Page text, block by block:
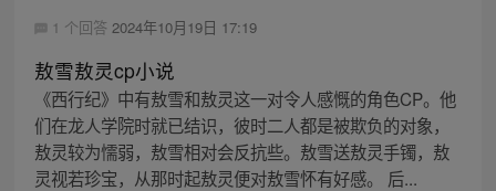
1 个回答 2024年10月19日 17:19
敖雪敖灵cp小说
《西行纪》中有敖雪和敖灵这一对令人感慨的角色CP。他
们在龙人学院时就已结识，彼时二人都是被欺负的对象，
敖灵较为懦弱，敖雪相对会反抗些。敖雪送敖灵手镯，敖
灵视若珍宝，从那时起敖灵便对敖雪怀有好感。 后...